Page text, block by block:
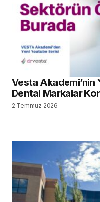
Vesta Akademi’nin
Dental Markalar
2 Temmuz 2026